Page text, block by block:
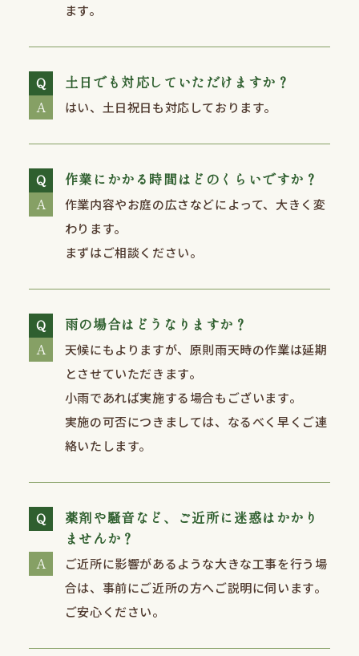
ます。
土日でも対応していただけますか？
はい、⼟⽇祝⽇も対応しております。
作業にかかる時間はどのくらいですか？
作業内容やお庭の広さなどによって、⼤きく変
わります。
まずはご相談ください。
雨の場合はどうなりますか？
天候にもよりますが、原則⾬天時の作業は延期
とさせていただきます。
⼩⾬であれば実施する場合もございます。
実施の可否につきましては、なるべく早くご連
絡いたします。
薬剤や騒音など、ご近所に迷惑はかかり
ませんか？
ご近所に影響があるような⼤きな⼯事を行う場
合は、事前にご近所の方へご説明に伺います。
ご安⼼ください。